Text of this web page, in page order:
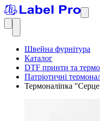
Швейна фурнітура
Каталог
DTF принти та
Патріотичні
Термоналіпка